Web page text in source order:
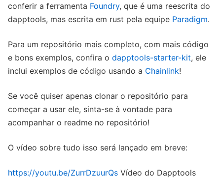
conferir a ferramenta Foundry, que é uma reescrita do
dapptools, mas escrita em rust pela equipe Paradigm.
Para um repositório mais completo, com mais código
e bons exemplos, confira o dapptools-starter-kit, ele
inclui exemplos de código usando a Chainlink!
Se você quiser apenas clonar o repositório para
começar a usar ele, sinta-se à vontade para
acompanhar o readme no repositório!
O vídeo sobre tudo isso será lançado em breve:
https://youtu.be/ZurrDzuurQs Vídeo do Dapptools